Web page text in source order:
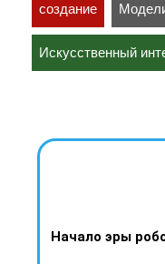
создание
Искусственный
Начало эры